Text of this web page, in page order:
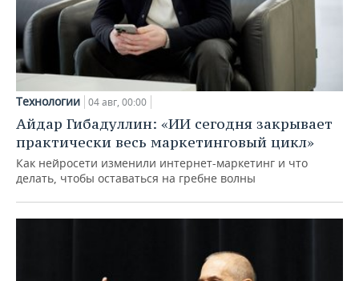
Технологии 04 авг, 00:00
Айдар Гибадуллин: «ИИ сегодня закрывает
практически весь маркетинговый цикл»
Как нейросети изменили интернет-маркетинг и что
делать, чтобы оставаться на гребне волны